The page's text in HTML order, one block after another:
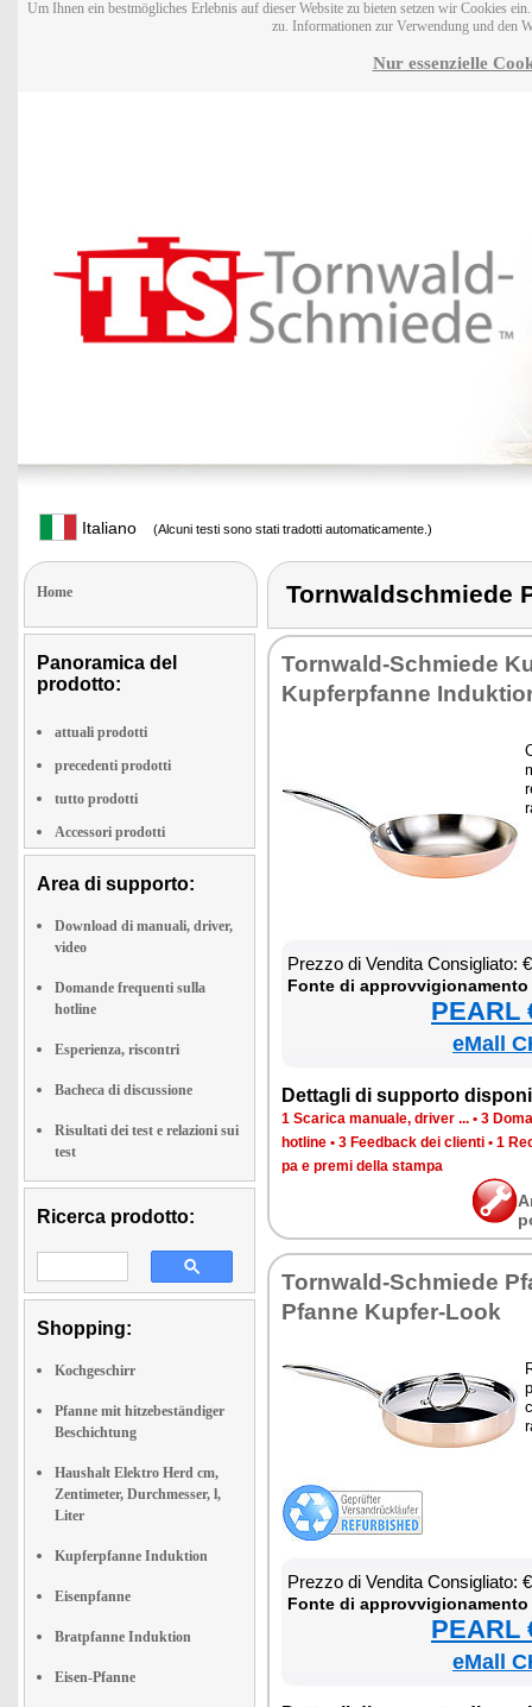
Um Ihnen ein bestmögliches Erlebnis auf dieser Website zu bieten setzen wir Cookies
zu. Informationen zur Verwendung und den
Nur essenzielle
Italiano (Alcuni testi sono stati tradotti automaticamente.)
Home
Panoramica del
prodotto:
attuali prodotti
precedenti prodotti
tutto prodotti
Accessori prodotti
Area di supporto:
Download di manuali, driver,
video
Domande frequenti sulla
hotline
Esperienza, riscontri
Bacheca di discussione
Risultati dei test e relazioni sui
test
Ricerca prodotto:
Shopping:
Kochgeschirr
Pfanne mit hitzebeständiger
Beschichtung
Haushalt Elektro Herd cm,
Zentimeter, Durchmesser, l,
Liter
Kupferpfanne Induktion
Eisenpfanne
Bratpfanne Induktion
Eisen-Pfanne
Tornwaldschmiede
Tor­n­wald-Sch­mie­de
Ku­p­fer­p­fan­ne
Prez­zo di Ven­di­ta Con­si­glia­to:
Fon­te di
PEARL
eMall
Det­ta­gli di sup­por­to
1 Sca­ri­ca ma­nua­le, dri­ver ... • 3
ho­tli­ne • 3 Feed­back dei clien­ti • 1
pa e pre­mi del­la stam­pa
Tor­n­wald-Sch­mie­de
Pfan­ne Ku­p­fer-Look
Prez­zo di Ven­di­ta Con­si­glia­to:
Fon­te di
PEARL
eMall